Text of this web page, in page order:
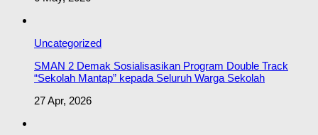
Uncategorized
SMAN 2 Demak Sosialisasikan Program Double Track
“Sekolah Mantap” kepada Seluruh Warga Sekolah
27 Apr, 2026